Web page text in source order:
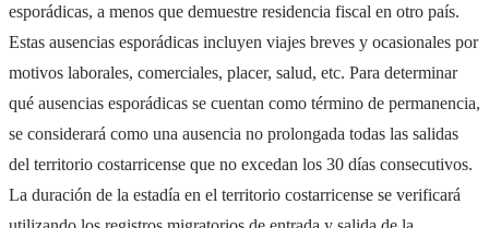
esporádicas, a menos que demuestre residencia fiscal en otro país.
Estas ausencias esporádicas incluyen viajes breves y ocasionales por
motivos laborales, comerciales, placer, salud, etc. Para determinar
qué ausencias esporádicas se cuentan como término de permanencia,
se considerará como una ausencia no prolongada todas las salidas
del territorio costarricense que no excedan los 30 días consecutivos.
La duración de la estadía en el territorio costarricense se verificará